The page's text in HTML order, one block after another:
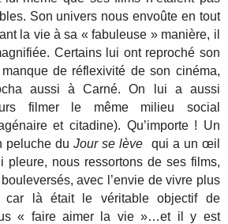
Son univers nous envoûte en tout
la vie à sa « fabuleuse » manière, il
Certains lui ont reproché son
de réflexivité de son cinéma,
aussi à Carné. On lui a aussi
filmer le même milieu social
et citadine). Qu’importe ! Un
peluche du Jour se lève
qui a un œil
pleure, nous ressortons de ses films,
avec l’envie de vivre plus
car là était le véritable objectif de
« faire aimer la vie »…et il y est